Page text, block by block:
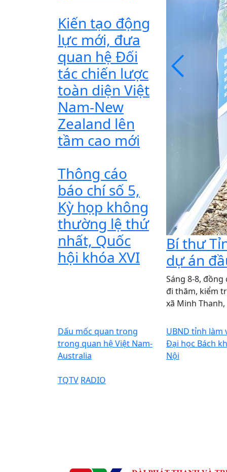
Kiến tạo động
lực mới, đưa
quan hệ Đối
tác chiến lược
toàn diện Việt
Nam-New
Zealand lên
tầm cao mới
Thông cáo
báo chí số 5,
Kỳ họp không
thường lệ thứ
nhất, Quốc
hội khóa XVI
Bí thư
dự án
Sáng 8-8, đồng
đi thăm, kiểm
xã Minh Thanh,
Dấu mốc quan trọng
trong quan hệ Việt Nam-
Australia
UBND tỉnh làm
Đại học Bách
Nội
TQTV RADIO